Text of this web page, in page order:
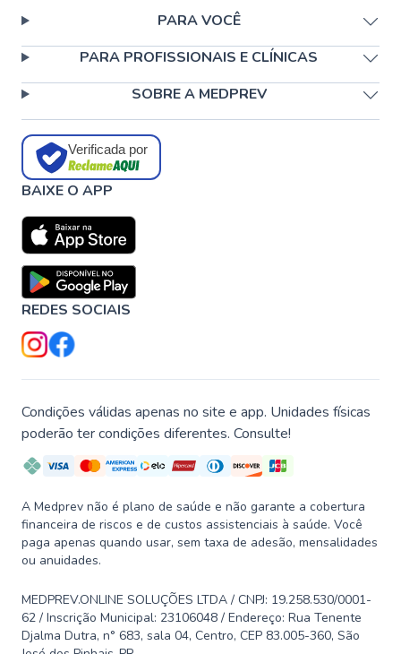
PARA VOCÊ
PARA PROFISSIONAIS E CLÍNICAS
SOBRE A MEDPREV
Verificada por
BAIXE O APP
REDES SOCIAIS
Condições válidas apenas no site e app. Unidades físicas
poderão ter condições diferentes. Consulte!
A Medprev não é plano de saúde e não garante a cobertura
financeira de riscos e de custos assistenciais à saúde. Você
paga apenas quando usar, sem taxa de adesão, mensalidades
ou anuidades.
MEDPREV.ONLINE SOLUÇÕES LTDA / CNPJ: 19.258.530/0001-
62 / Inscrição Municipal: 23106048 / Endereço: Rua Tenente
Djalma Dutra, n° 683, sala 04, Centro, CEP 83.005-360, São